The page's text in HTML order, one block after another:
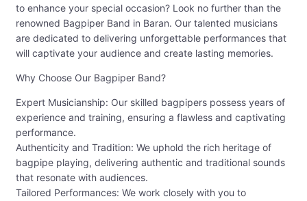
to enhance your special occasion? Look no further than the
renowned Bagpiper Band in Baran. Our talented musicians
are dedicated to delivering unforgettable performances that
will captivate your audience and create lasting memories.
Why Choose Our Bagpiper Band?
Expert Musicianship: Our skilled bagpipers possess years of
experience and training, ensuring a flawless and captivating
performance.
Authenticity and Tradition: We uphold the rich heritage of
bagpipe playing, delivering authentic and traditional sounds
that resonate with audiences.
Tailored Performances: We work closely with you to